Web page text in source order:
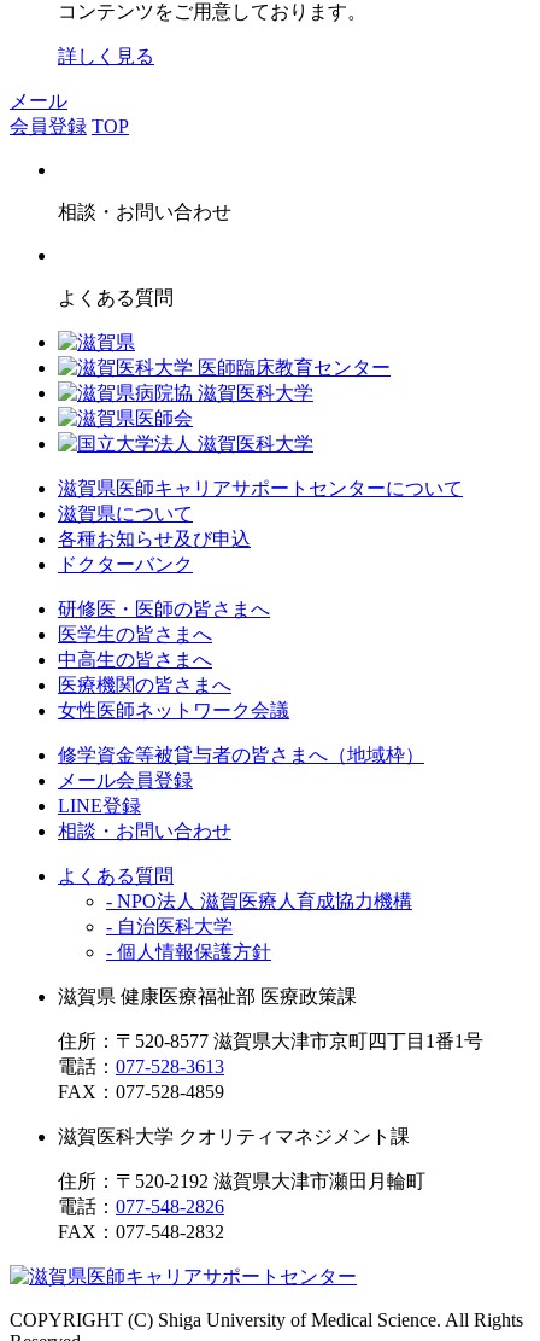
コンテンツをご用意しております。
詳しく見る
メール
会員登録 TOP
相談・お問い合わせ
よくある質問
滋賀県医師キャリアサポートセンターについて
滋賀県について
各種お知らせ及び申込
ドクターバンク
研修医・医師の皆さまへ
医学生の皆さまへ
中高生の皆さまへ
医療機関の皆さまへ
女性医師ネットワーク会議
修学資金等被貸与者の皆さまへ（地域枠）
メール会員登録
LINE登録
相談・お問い合わせ
よくある質問
- NPO法人 滋賀医療人育成協力機構
- 自治医科大学
- 個人情報保護方針
滋賀県 健康医療福祉部 医療政策課
住所：〒520-8577 滋賀県大津市京町四丁目1番1号
電話： 077-528-3613
FAX： 077-528-4859
滋賀医科大学 クオリティマネジメント課
住所：〒520-2192 滋賀県大津市瀬田月輪町
電話： 077-548-2826
FAX： 077-548-2832
COPYRIGHT (C) Shiga University of Medical Science. All Rights